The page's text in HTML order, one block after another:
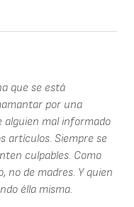
que se está
por una
alguien mal informado
artículos. Siempre se
culpables. Como
no de madres. Y quien
élla misma.